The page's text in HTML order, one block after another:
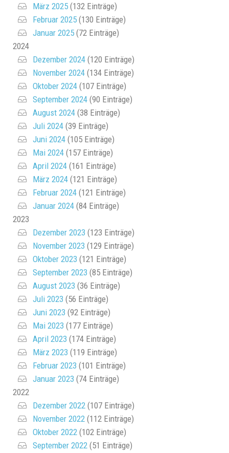
März 2025 (132 Einträge)
Februar 2025 (130 Einträge)
Januar 2025 (72 Einträge)
2024
Dezember 2024 (120 Einträge)
November 2024 (134 Einträge)
Oktober 2024 (107 Einträge)
September 2024 (90 Einträge)
August 2024 (38 Einträge)
Juli 2024 (39 Einträge)
Juni 2024 (105 Einträge)
Mai 2024 (157 Einträge)
April 2024 (161 Einträge)
März 2024 (121 Einträge)
Februar 2024 (121 Einträge)
Januar 2024 (84 Einträge)
2023
Dezember 2023 (123 Einträge)
November 2023 (129 Einträge)
Oktober 2023 (121 Einträge)
September 2023 (85 Einträge)
August 2023 (36 Einträge)
Juli 2023 (56 Einträge)
Juni 2023 (92 Einträge)
Mai 2023 (177 Einträge)
April 2023 (174 Einträge)
März 2023 (119 Einträge)
Februar 2023 (101 Einträge)
Januar 2023 (74 Einträge)
2022
Dezember 2022 (107 Einträge)
November 2022 (112 Einträge)
Oktober 2022 (102 Einträge)
September 2022 (51 Einträge)